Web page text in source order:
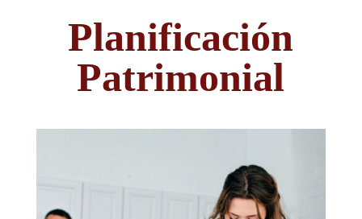
Planificación
Patrimonial